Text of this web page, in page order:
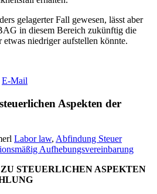
gelagerter Fall gewesen, lässt aber
in diesem Bereich zukünftig die
niedriger aufstellen könnte.
E-Mail
Aspekten der
Labor law, Abfindung Steuer
Aufhebungsvereinbarung
STEUERLICHEN ASPEKTEN